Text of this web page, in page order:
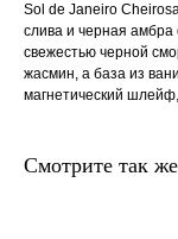
Sol de Janeiro
слива и черная амбра
свежестью черной
жасмин, а база из
магнетический
Смотрите так же